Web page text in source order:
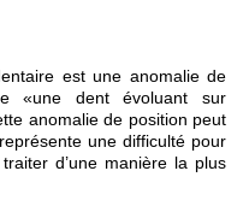
est une anomalie de
«une dent évoluant sur
anomalie de position peut
une difficulté pour
d’une manière la plus